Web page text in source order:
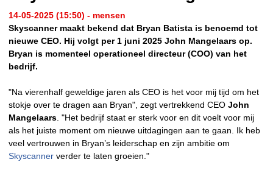
14-05-2025 (15:50) - mensen
Skyscanner maakt bekend dat Bryan Batista is benoemd tot
nieuwe CEO. Hij volgt per 1 juni 2025 John Mangelaars op.
Bryan is momenteel operationeel directeur (COO) van het
bedrijf.
"Na vierenhalf geweldige jaren als CEO is het voor mij tijd om het
stokje over te dragen aan Bryan", zegt vertrekkend CEO John
Mangelaars . "Het bedrijf staat er sterk voor en dit voelt voor mij
als het juiste moment om nieuwe uitdagingen aan te gaan. Ik heb
veel vertrouwen in Bryan’s leiderschap en zijn ambitie om
Skyscanner verder te laten groeien."